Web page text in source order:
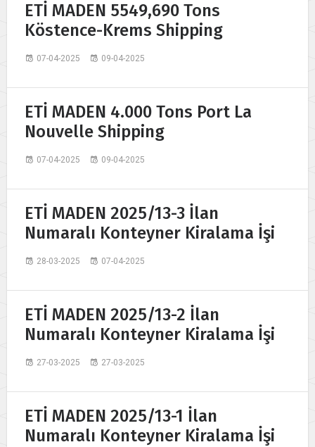
ETİ MADEN 5549,690 Tons
Köstence-Krems Shipping
07-04-2025 09-04-2025
ETİ MADEN 4.000 Tons Port La
Nouvelle Shipping
07-04-2025 09-04-2025
ETİ MADEN 2025/13-3 İlan
Numaralı Konteyner Kiralama İşi
28-03-2025 07-04-2025
ETİ MADEN 2025/13-2 İlan
Numaralı Konteyner Kiralama İşi
27-03-2025 27-03-2025
ETİ MADEN 2025/13-1 İlan
Numaralı Konteyner Kiralama İşi